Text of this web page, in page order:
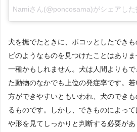
Namiさん(@poncosama)がシェアした
犬を撫でたときに、ボコッとしたでき
ビのようなものを見つけたことはあり
一種かもしれません。犬は人間よりも
た動物のなかでも上位の発症率です。
方ができやすいともいわれ、犬のでき
るものです。しかし、できものによっ
や形を見てしっかりと判断する必要が